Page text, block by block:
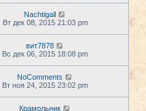
Nachtigall
Вт дек 08, 2015 21:03 pm
вит7878
Вс дек 06, 2015 18:08 pm
NoComments
Вт ноя 24, 2015 23:02 pm
Крамольник